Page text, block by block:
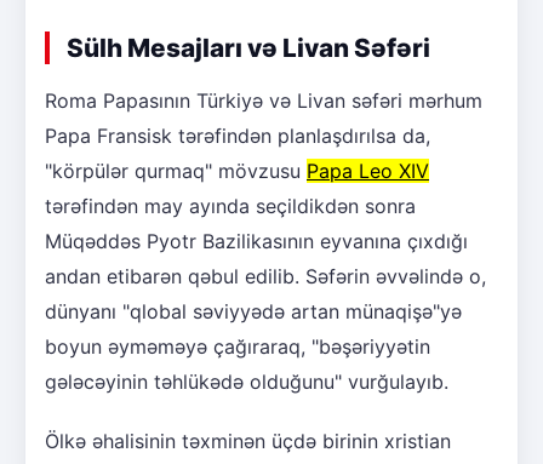
Sülh Mesajları və Livan Səfəri
Roma Papasının Türkiyə və Livan səfəri mərhum
Papa Fransisk tərəfindən planlaşdırılsa da,
"körpülər qurmaq" mövzusu Papa Leo XIV
tərəfindən may ayında seçildikdən sonra
Müqəddəs Pyotr Bazilikasının eyvanına çıxdığı
andan etibarən qəbul edilib. Səfərin əvvəlində o,
dünyanı "qlobal səviyyədə artan münaqişə"yə
boyun əyməməyə çağıraraq, "bəşəriyyətin
gələcəyinin təhlükədə olduğunu" vurğulayıb.
Ölkə əhalisinin təxminən üçdə birinin xristian